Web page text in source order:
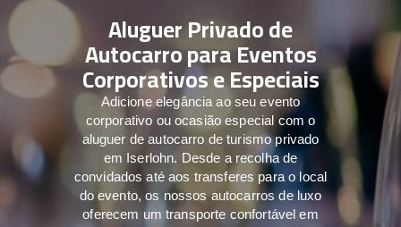
Aluguer Privado de
Autocarro para Eventos
Corporativos e Especiais
Adicione elegância ao seu evento
corporativo ou ocasião especial com o
aluguer de autocarro de turismo privado
em Iserlohn. Desde a recolha de
convidados até aos transferes para o local
do evento, os nossos autocarros de luxo
oferecem um transporte confortável em